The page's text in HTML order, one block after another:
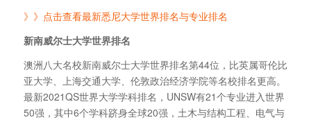
》》点击查看最新悉尼大学世界排名与专业排名
新南威尔士大学世界排名
澳洲八大名校新南威尔士大学世界排名第44位，比英属哥伦比
亚大学、上海交通大学、伦敦政治经济学院等名校排名更高。
最新2021QS世界大学学科排名，UNSW有21个专业进入世界
50强，其中6个学科跻身全球20强，土木与结构工程、电气与